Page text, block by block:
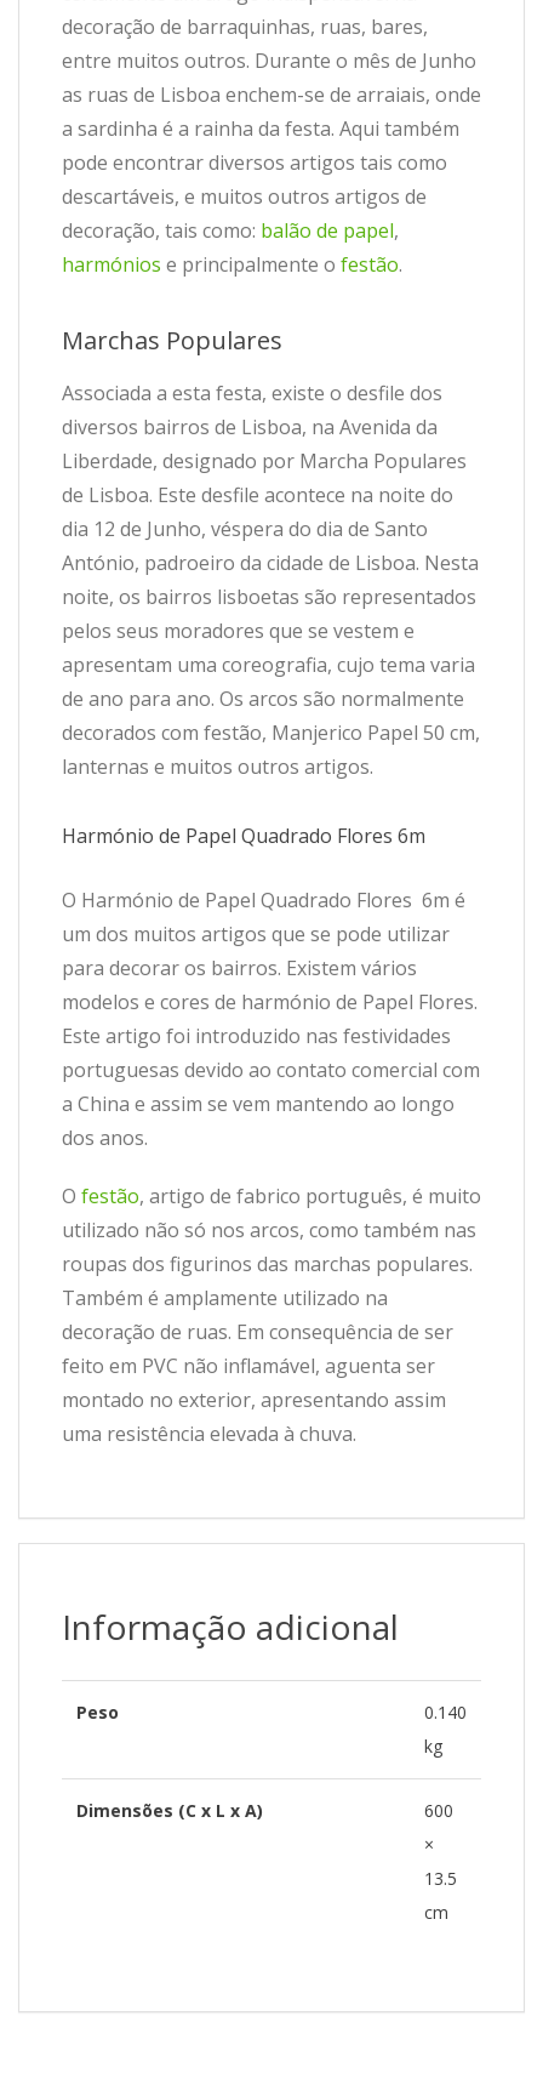
decoração de barraquinhas, ruas, bares,
entre muitos outros. Durante o mês de Junho
as ruas de Lisboa enchem-se de arraiais, onde
a sardinha é a rainha da festa. Aqui também
pode encontrar diversos artigos tais como
descartáveis, e muitos outros artigos de
decoração, tais como: balão de papel,
harmónios e principalmente o festão.
Marchas Populares
Associada a esta festa, existe o desfile dos
diversos bairros de Lisboa, na Avenida da
Liberdade, designado por Marcha Populares
de Lisboa. Este desfile acontece na noite do
dia 12 de Junho, véspera do dia de Santo
António, padroeiro da cidade de Lisboa. Nesta
noite, os bairros lisboetas são representados
pelos seus moradores que se vestem e
apresentam uma coreografia, cujo tema varia
de ano para ano. Os arcos são normalmente
decorados com festão, Manjerico Papel 50 cm,
lanternas e muitos outros artigos.
Harmónio de Papel Quadrado Flores 6m
O Harmónio de Papel Quadrado Flores 6m é
um dos muitos artigos que se pode utilizar
para decorar os bairros. Existem vários
modelos e cores de harmónio de Papel Flores.
Este artigo foi introduzido nas festividades
portuguesas devido ao contato comercial com
a China e assim se vem mantendo ao longo
dos anos.
O festão, artigo de fabrico português, é muito
utilizado não só nos arcos, como também nas
roupas dos figurinos das marchas populares.
Também é amplamente utilizado na
decoração de ruas. Em consequência de ser
feito em PVC não inflamável, aguenta ser
montado no exterior, apresentando assim
uma resistência elevada à chuva.
Informação adicional
Peso
0.140
kg
Dimensões (C x L x A)
600
×
13.5
cm